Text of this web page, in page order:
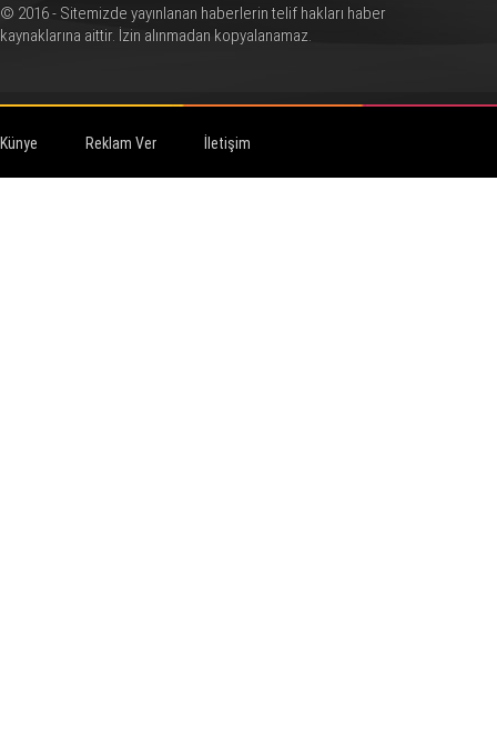
© 2016 - Sitemizde yayınlanan haberlerin telif hakları haber
kaynaklarına aittir. İzin alınmadan kopyalanamaz.
Künye Reklam Ver İletişim